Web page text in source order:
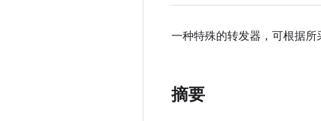
一种特殊的转发器，可根据所
摘要